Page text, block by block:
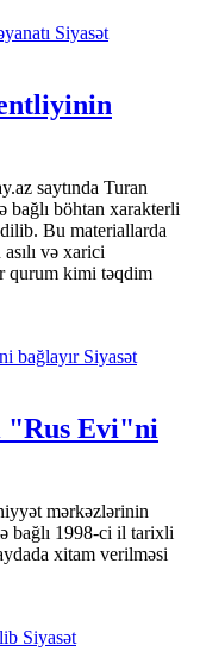
Siyasət
saytında Turan
böhtan xarakterli
Bu materiallarda
və xarici
qurum kimi təqdim
Siyasət
"Rus Evi"ni
mərkəzlərinin
bağlı 1998-ci il tarixli
xitam verilməsi
Siyasət